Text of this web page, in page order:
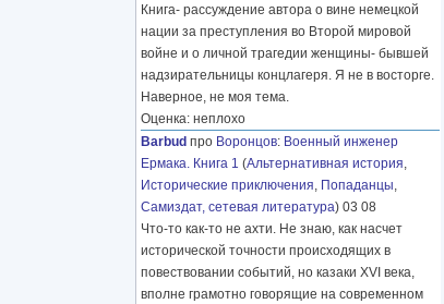
Книга- рассуждение автора о вине немецкой
нации за преступления во Второй мировой
войне и о личной трагедии женщины- бывшей
надзирательницы концлагеря. Я не в восторге.
Наверное, не моя тема.
Оценка: неплохо
Barbud про Воронцов: Военный инженер
Ермака. Книга 1 (Альтернативная история,
Исторические приключения, Попаданцы,
Самиздат, сетевая литература) 03 08
Что-то как-то не ахти. Не знаю, как насчет
исторической точности происходящих в
повествовании событий, но казаки XVI века,
вполне грамотно говорящие на современном